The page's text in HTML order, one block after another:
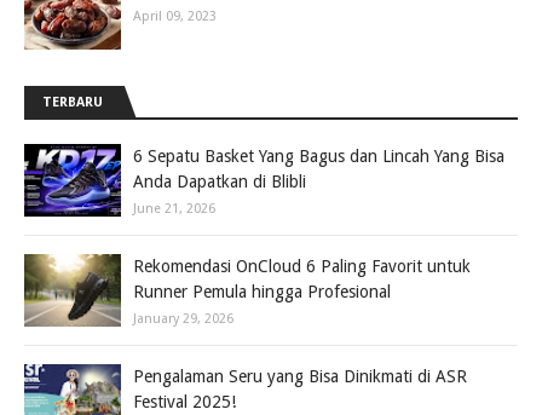
April 09, 2023
TERBARU
6 Sepatu Basket Yang Bagus dan Lincah Yang Bisa
Anda Dapatkan di Blibli
June 21, 2026
Rekomendasi OnCloud 6 Paling Favorit untuk
Runner Pemula hingga Profesional
January 29, 2026
Pengalaman Seru yang Bisa Dinikmati di ASR
Festival 2025!